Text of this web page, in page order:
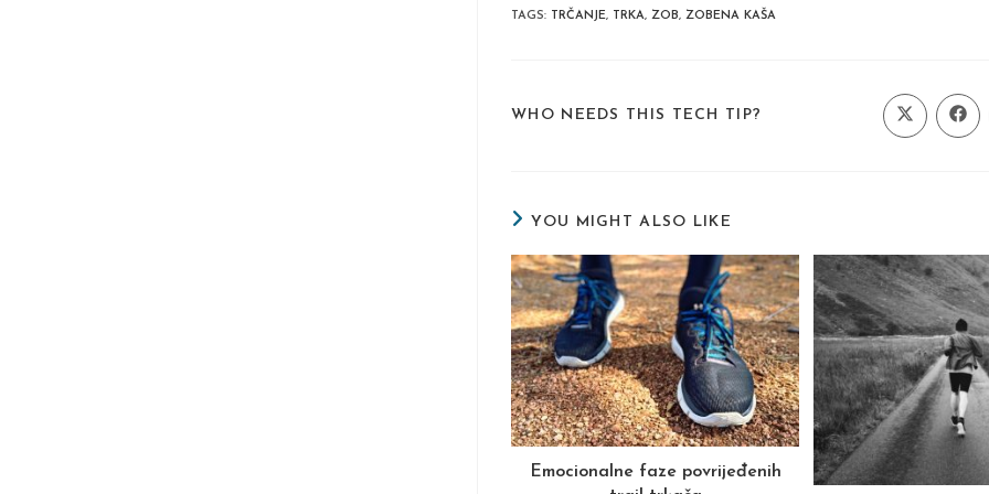
TAGS: TRČANJE, TRKA, ZOB, ZOBENA KAŠA
WHO NEEDS THIS TECH TIP?
Opens
in
in
YOU MIGHT ALSO LIKE
Emocionalne faze povrijeđenih